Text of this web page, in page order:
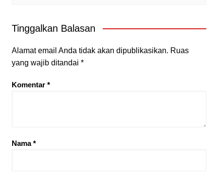
Tinggalkan Balasan
Alamat email Anda tidak akan dipublikasikan. Ruas
yang wajib ditandai *
Komentar *
Nama*